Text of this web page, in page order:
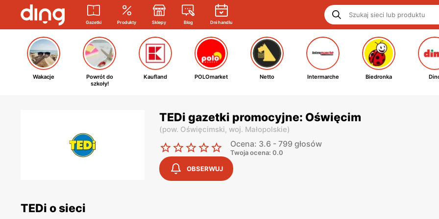
Gazetki Produkty Sklepy Blog Dni handlu
Wakacje
Powrót do
szkoły!
Kaufland POLOmarket Netto Intermarche Biedronka
TEDi gazetki promocyjne: Oświęcim
(pow. Oświęcimski, woj. Małopolskie)
Ocena: 3.6 - 799 głosów
Twoja ocena: 0.0
OBSERWUJ
TEDi o sieci